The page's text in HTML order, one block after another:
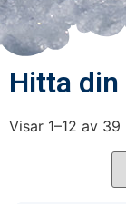
Hitta
Visar 1–12 av